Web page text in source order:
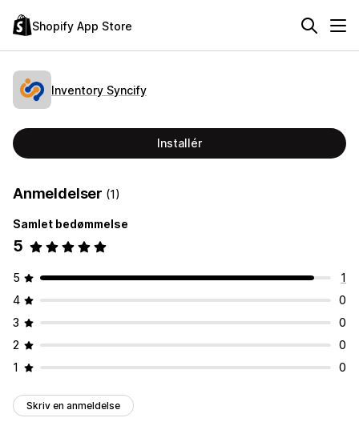
Shopify App Store
Inventory Syncify
Installér
Anmeldelser (1)
Samlet bedømmelse
5
5
1
4
0
3
0
2
0
1
0
Skriv en anmeldelse